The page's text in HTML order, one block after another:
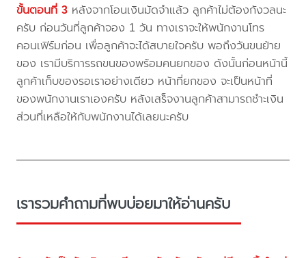
ขั้นตอนที่ 3 หลังจากโอนเงินมัดจำแล้ว ลูกค้าไม่ต้องกังวลนะ
ครับ ก่อนวันที่ลูกค้าจอง 1 วัน ทางเราจะให้พนักงานโทร
คอนเฟิร์มก่อน เพื่อลูกค้าจะได้สบายใจครับ พอถึงวันขนย้าย
ของ เรามีบริการรถขนของพร้อมคนยกของ ดังนั้นก่อนหน้านี้
ลูกค้าเก็บของรอเราอย่างเดียว หน้าที่ยกของ จะเป็นหน้าที่
ของพนักงานเราเองครับ หลังเสร็จงานลูกค้าสามารถชำะเงิน
ส่วนที่เหลือให้กับพนักงานได้เลยนะครับ
เรารวมคำถามที่พบบ่อยมาให้อ่านครับ